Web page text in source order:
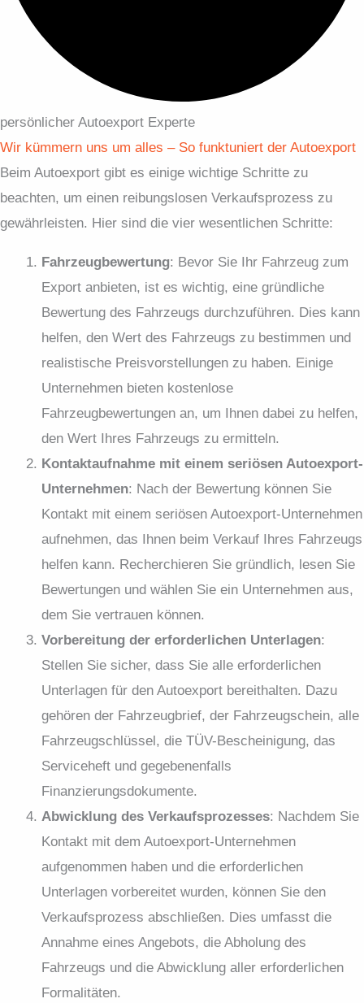
persönlicher Autoexport Experte
Wir kümmern uns um alles – So funktuniert der Autoexport
Beim Autoexport gibt es einige wichtige Schritte zu
beachten, um einen reibungslosen Verkaufsprozess zu
gewährleisten. Hier sind die vier wesentlichen Schritte:
Fahrzeugbewertung: Bevor Sie Ihr Fahrzeug zum
Export anbieten, ist es wichtig, eine gründliche
Bewertung des Fahrzeugs durchzuführen. Dies kann
helfen, den Wert des Fahrzeugs zu bestimmen und
realistische Preisvorstellungen zu haben. Einige
Unternehmen bieten kostenlose
Fahrzeugbewertungen an, um Ihnen dabei zu helfen,
den Wert Ihres Fahrzeugs zu ermitteln.
Kontaktaufnahme mit einem seriösen Autoexport-
Unternehmen: Nach der Bewertung können Sie
Kontakt mit einem seriösen Autoexport-Unternehmen
aufnehmen, das Ihnen beim Verkauf Ihres Fahrzeugs
helfen kann. Recherchieren Sie gründlich, lesen Sie
Bewertungen und wählen Sie ein Unternehmen aus,
dem Sie vertrauen können.
Vorbereitung der erforderlichen Unterlagen:
Stellen Sie sicher, dass Sie alle erforderlichen
Unterlagen für den Autoexport bereithalten. Dazu
gehören der Fahrzeugbrief, der Fahrzeugschein, alle
Fahrzeugschlüssel, die TÜV-Bescheinigung, das
Serviceheft und gegebenenfalls
Finanzierungsdokumente.
Abwicklung des Verkaufsprozesses: Nachdem Sie
Kontakt mit dem Autoexport-Unternehmen
aufgenommen haben und die erforderlichen
Unterlagen vorbereitet wurden, können Sie den
Verkaufsprozess abschließen. Dies umfasst die
Annahme eines Angebots, die Abholung des
Fahrzeugs und die Abwicklung aller erforderlichen
Formalitäten.